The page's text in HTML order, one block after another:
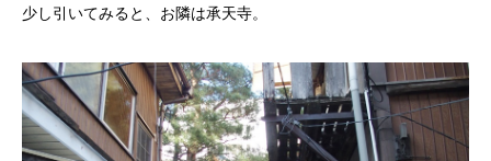
少し引いてみると、お隣は承天寺。